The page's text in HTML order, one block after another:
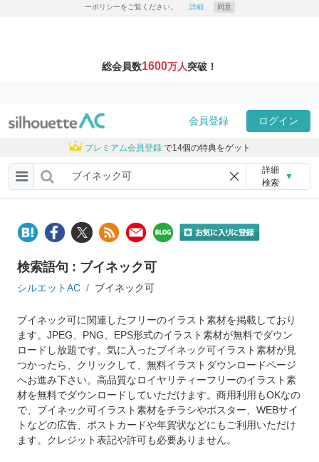
ーポリシーをご覧ください。 詳細 同意
総会員数1600万人突破！
会員登録 ログイン
プレミアム会員登録 で14個の特典をゲット
詳細
検索
▼
検索語句 : ブイネック可
シルエットAC ブイネック可
ブイネック可に関連したフリーのイラスト素材を掲載しており
ます。JPEG、PNG、EPS形式のイラスト素材が無料でダウン
ロードし放題です。気に入ったブイネック可イラスト素材が見
つかったら、クリックして、無料イラストダウンロードページ
へお進み下さい。高品質なロイヤリティーフリーのイラスト素
材を無料でダウンロードしていただけます。商用利用もOKなの
で、ブイネック可イラスト素材をチラシやポスター、WEBサイ
トなどの広告、ポストカードや年賀状などにもご利用いただけ
ます。クレジット表記や許可も必要ありません。